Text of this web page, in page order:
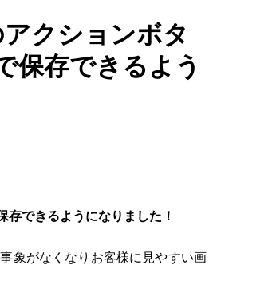
クションボタ
保存できるよう
できるようになりました！
象がなくなりお客様に見やすい画